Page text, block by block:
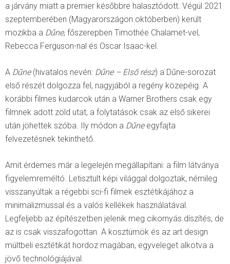
a járvány miatt a premier későbbre halasztódott. Végül 2021
szeptemberében (Magyarországon októberben) került
mozikba a Dűne, főszerepben Timothée Chalamet-vel,
Rebecca Ferguson-nal és Oscar Isaac-kel.
A Dűne(hivatalos nevén: Dűne – Első rész) a Dűne-sorozat
első részét dolgozza fel, nagyjából a regény közepéig. A
korábbi filmes kudarcok után a Warner Brothers csak egy
filmnek adott zöld utat, a folytatások csak az első sikerei
után jöhettek szóba. Ily módon a Dűneegyfajta
felvezetésnek tekinthető.
Amit érdemes már a legelején megállapítani: a film látványa
figyelemreméltó. Letisztult képi világgal dolgoztak, némileg
visszanyúltak a régebbi sci-fi filmek esztétikájához a
minimalizmussal és a valós kellékek használatával.
Legfeljebb az építészetben jelenik meg cikornyás díszítés, de
az is csak visszafogottan. A kosztümök és az art design
múltbeli esztétikát hordoz magában, egyveleget alkotva a
jövő technológiájával.